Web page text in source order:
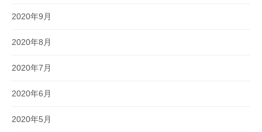
2020年9月
2020年8月
2020年7月
2020年6月
2020年5月